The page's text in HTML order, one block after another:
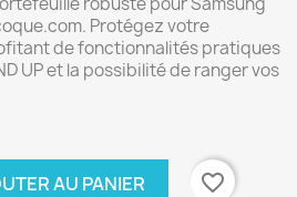
Protégez votre
de fonctionnalités pratiques
UP et la possibilité de ranger vos
AU PANIER favorite_border